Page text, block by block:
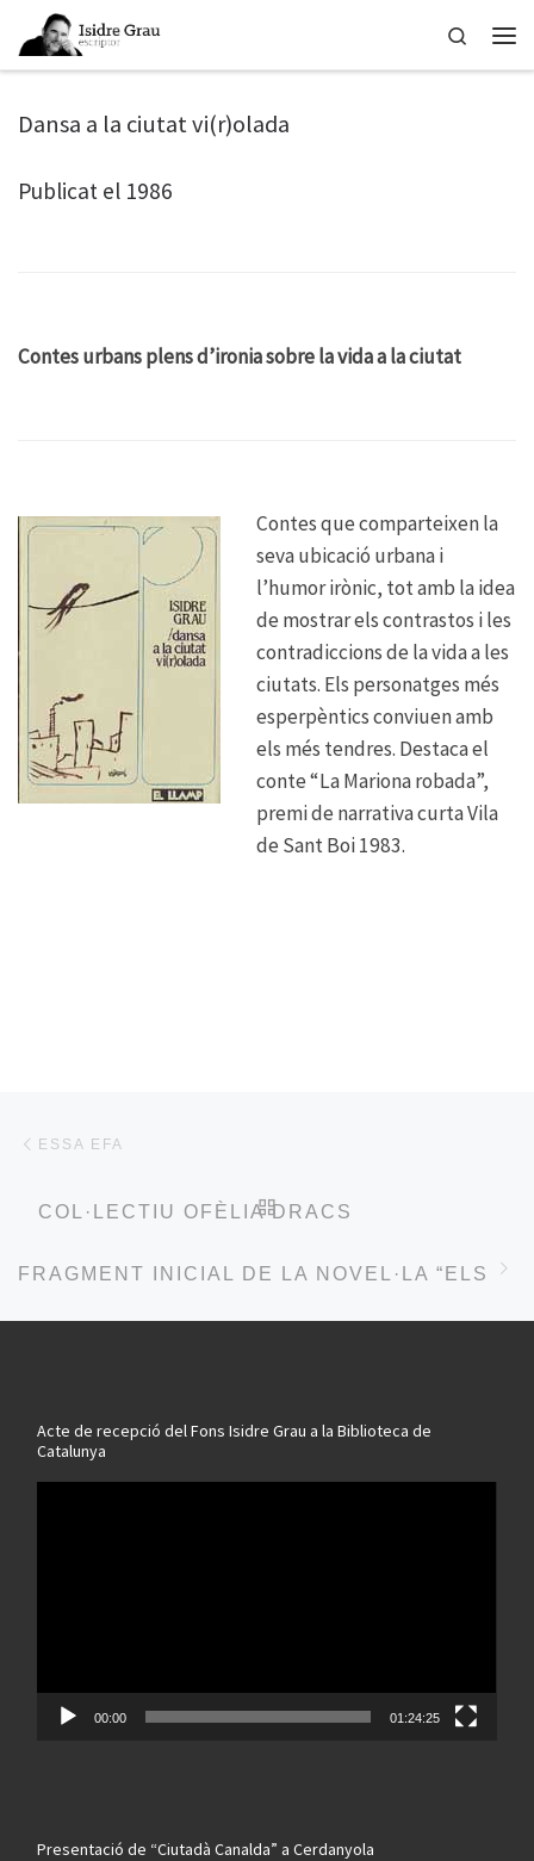
Skip to content
Search
Dansa a la ciutat vi(r)olada
Publicat el 1986
Contes urbans plens d’ironia sobre la vida a la ciutat
Contes que comparteixen la
seva ubicació urbana i
l’humor irònic, tot amb la idea
de mostrar els contrastos i les
contradiccions de la vida a les
ciutats. Els personatges més
esperpèntics conviuen amb
els més tendres. Destaca el
conte “La Mariona robada”,
premi de narrativa curta Vila
de Sant Boi 1983.
ESSA EFA
COL·LECTIU OFÈLIA DRACSBACK TO POST LIST
FRAGMENT INICIAL DE LA NOVEL·LA “ELS
Acte de recepció del Fons Isidre Grau a la Biblioteca de
Catalunya
00:00 01:24:25
Presentació de “Ciutadà Canalda” a Cerdanyola